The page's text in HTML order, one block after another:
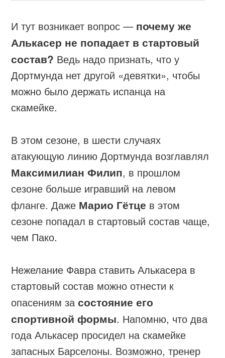
И тут возникает вопрос — почему же
Алькасер не попадает в стартовый
состав? Ведь надо признать, что у
Дортмунда нет другой «девятки», чтобы
можно было держать испанца на
скамейке.
В этом сезоне, в шести случаях
атакующую линию Дортмунда возглавлял
Максимилиан Филип, в прошлом
сезоне больше игравший на левом
фланге. Даже Марио Гётце в этом
сезоне попадал в стартовый состав чаще,
чем Пако.
Нежелание Фавра ставить Алькасера в
стартовый состав можно отнести к
опасениям засостояние его
спортивной формы. Напомню, что два
года Алькасер просидел на скамейке
запасных Барселоны. Возможно, тренер